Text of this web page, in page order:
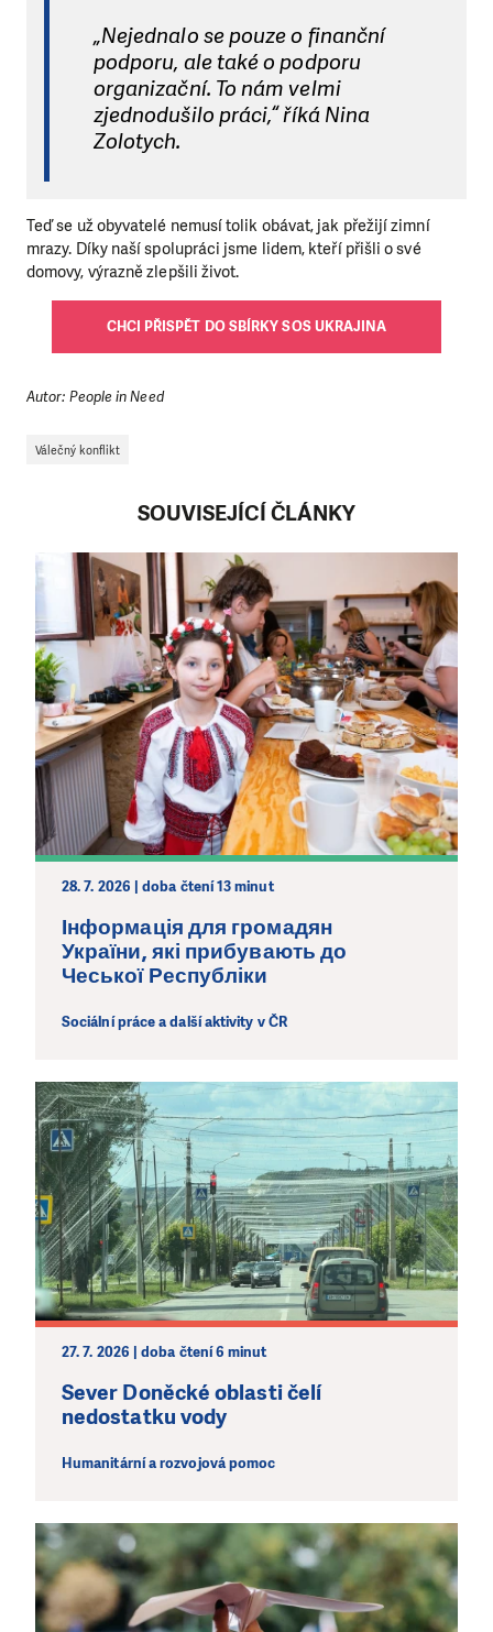
„Nejednalo se pouze o finanční
podporu, ale také o podporu
organizační. To nám velmi
zjednodušilo práci,“ říká Nina
Zolotych.
Teď se už obyvatelé nemusí tolik obávat, jak přežijí zimní
mrazy. Díky naší spolupráci jsme lidem, kteří přišli o své
domovy, výrazně zlepšili život.
CHCI PŘISPĚT DO SBÍRKY SOS UKRAJINA
Autor: People in Need
Válečný konflikt
SOUVISEJÍCÍ ČLÁNKY
28. 7. 2026 | doba čtení 13 minut
Інформація для громадян
України, які прибувають до
Чеської Республіки
Sociální práce a další aktivity v ČR
27. 7. 2026 | doba čtení 6 minut
Sever Doněcké oblasti čelí
nedostatku vody
Humanitární a rozvojová pomoc